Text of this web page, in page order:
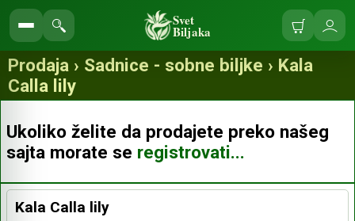
Pretraga
prodavnice
Svet
Biljaka Korpa
se
Prodaja › Sadnice - sobne biljke › Kala
Calla lily
Ukoliko želite da prodajete preko našeg
sajta morate se registrovati...
Kala Calla lily